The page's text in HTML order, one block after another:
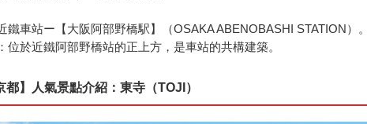
鐵車站ー【大阪阿部野橋駅】（OSAKA ABENOBASHI STATION）。
位於近鐵阿部野橋站的正上方，是車站的共構建築。
】人氣景點介紹：東寺（TOJI）